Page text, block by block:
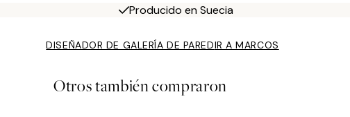
Producido en Suecia
DISEÑADOR DE GALERÍA DE PAREDIR A MARCOS
Otros también compraron